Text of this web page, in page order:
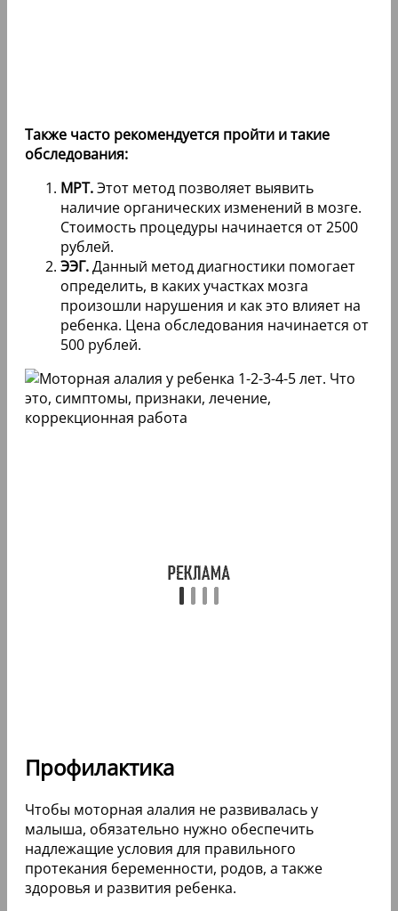
Также часто рекомендуется пройти и такие
обследования:
МРТ.Этот метод позволяет выявить
наличие органических изменений в мозге.
Стоимость процедуры начинается от 2500
рублей.
ЭЭГ.Данный метод диагностики помогает
определить, в каких участках мозга
произошли нарушения и как это влияет на
ребенка. Цена обследования начинается от
500 рублей.
Профилактика
Чтобы моторная алалия не развивалась у
малыша, обязательно нужно обеспечить
надлежащие условия для правильного
протекания беременности, родов, а также
здоровья и развития ребенка.